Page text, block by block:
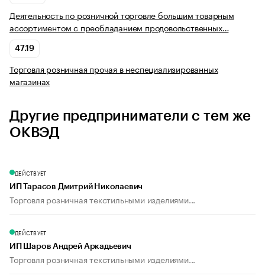
Деятельность по розничной торговле большим товарным
ассортиментом с преобладанием продовольственных…
47.19
Торговля розничная прочая в неспециализированных
магазинах
Другие предприниматели с тем же
ОКВЭД
ДЕЙСТВУЕТ
ИП Тарасов Дмитрий Николаевич
Торговля розничная текстильными изделиями...
ДЕЙСТВУЕТ
ИП Шаров Андрей Аркадьевич
Торговля розничная текстильными изделиями...